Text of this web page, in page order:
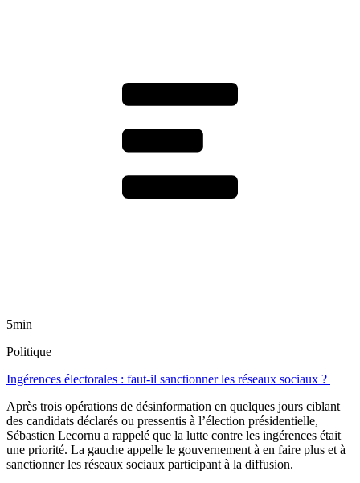
5min
Politique
Ingérences électorales : faut-il sanctionner les réseaux sociaux ?
Après trois opérations de désinformation en quelques jours ciblant
des candidats déclarés ou pressentis à l’élection présidentielle,
Sébastien Lecornu a rappelé que la lutte contre les ingérences était
une priorité. La gauche appelle le gouvernement à en faire plus et à
sanctionner les réseaux sociaux participant à la diffusion.